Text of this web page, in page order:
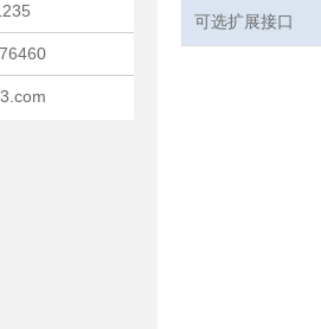
可选扩展接口